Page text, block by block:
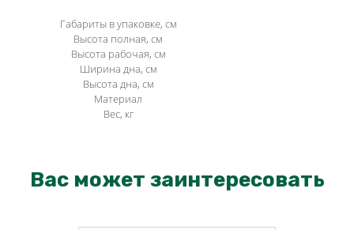
Габариты в упаковке, см
Высота полная, см
Высота рабочая, см
Ширина дна, см
Высота дна, см
Материал
Вес, кг
Вас может заинтересовать